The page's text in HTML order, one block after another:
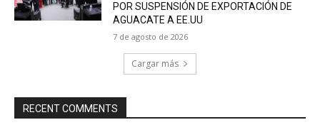
POR SUSPENSIÓN DE EXPORTACIÓN DE
AGUACATE A EE.UU
7 de agosto de 2026
Cargar más
RECENT COMMENTS